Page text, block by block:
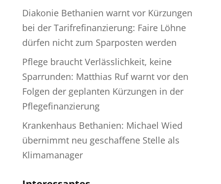
Diakonie Bethanien warnt vor Kürzungen
bei der Tarifrefinanzierung: Faire Löhne
dürfen nicht zum Sparposten werden
Pflege braucht Verlässlichkeit, keine
Sparrunden: Matthias Ruf warnt vor den
Folgen der geplanten Kürzungen in der
Pflegefinanzierung
Krankenhaus Bethanien: Michael Wied
übernimmt neu geschaffene Stelle als
Klimamanager